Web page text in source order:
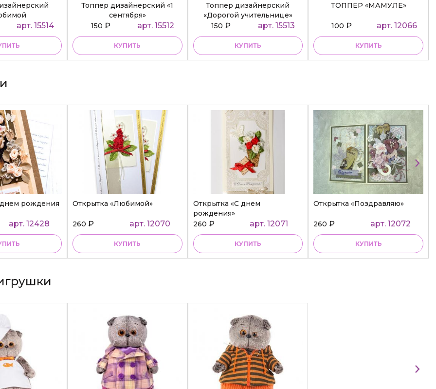
арт. 15514
Топпер дизайнерский «1
сентября»
150 ₽ арт. 15512
КУПИТЬ
Топпер дизайнерский
«Дорогой учительнице»
150₽ арт. 15513
КУПИТЬ
ТОППЕР «МАМУЛЕ»
100₽ арт. 12066
КУПИТЬ
рождения
арт. 12428
Открытка «Любимой»
260 ₽ арт. 12070
КУПИТЬ
Открытка «С днем
рождения»
260 ₽ арт. 12071
КУПИТЬ
Открытка «Поздравляю»
260₽ арт. 12072
КУПИТЬ